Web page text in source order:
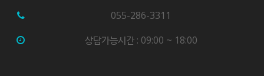
055-286-3311
상담가능시간 : 09:00 ~ 18:00